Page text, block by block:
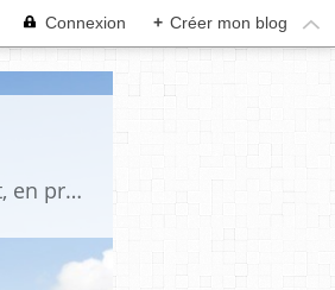
Connexion + Créer mon blog
Bienvenue sur mon site Une innovation pour mes anciens lecteurs, désormais je traite de divers sujet, en premier La religion judéo chrétienne signé" Monique Emounah", pour ceux qui ne peuvent se déplacer à l'églises quelques soit la raison, et le lieu de leurs résidences ils peuvent suivre les offices du jour, la politique (LR) et les infos, la poésie et les arts en général. Mes écrits, signé (Alumacom) également mes promos de mes dernières parutions et quelquefois un rappel pour mes anciens écrits. Merci de votre attention,